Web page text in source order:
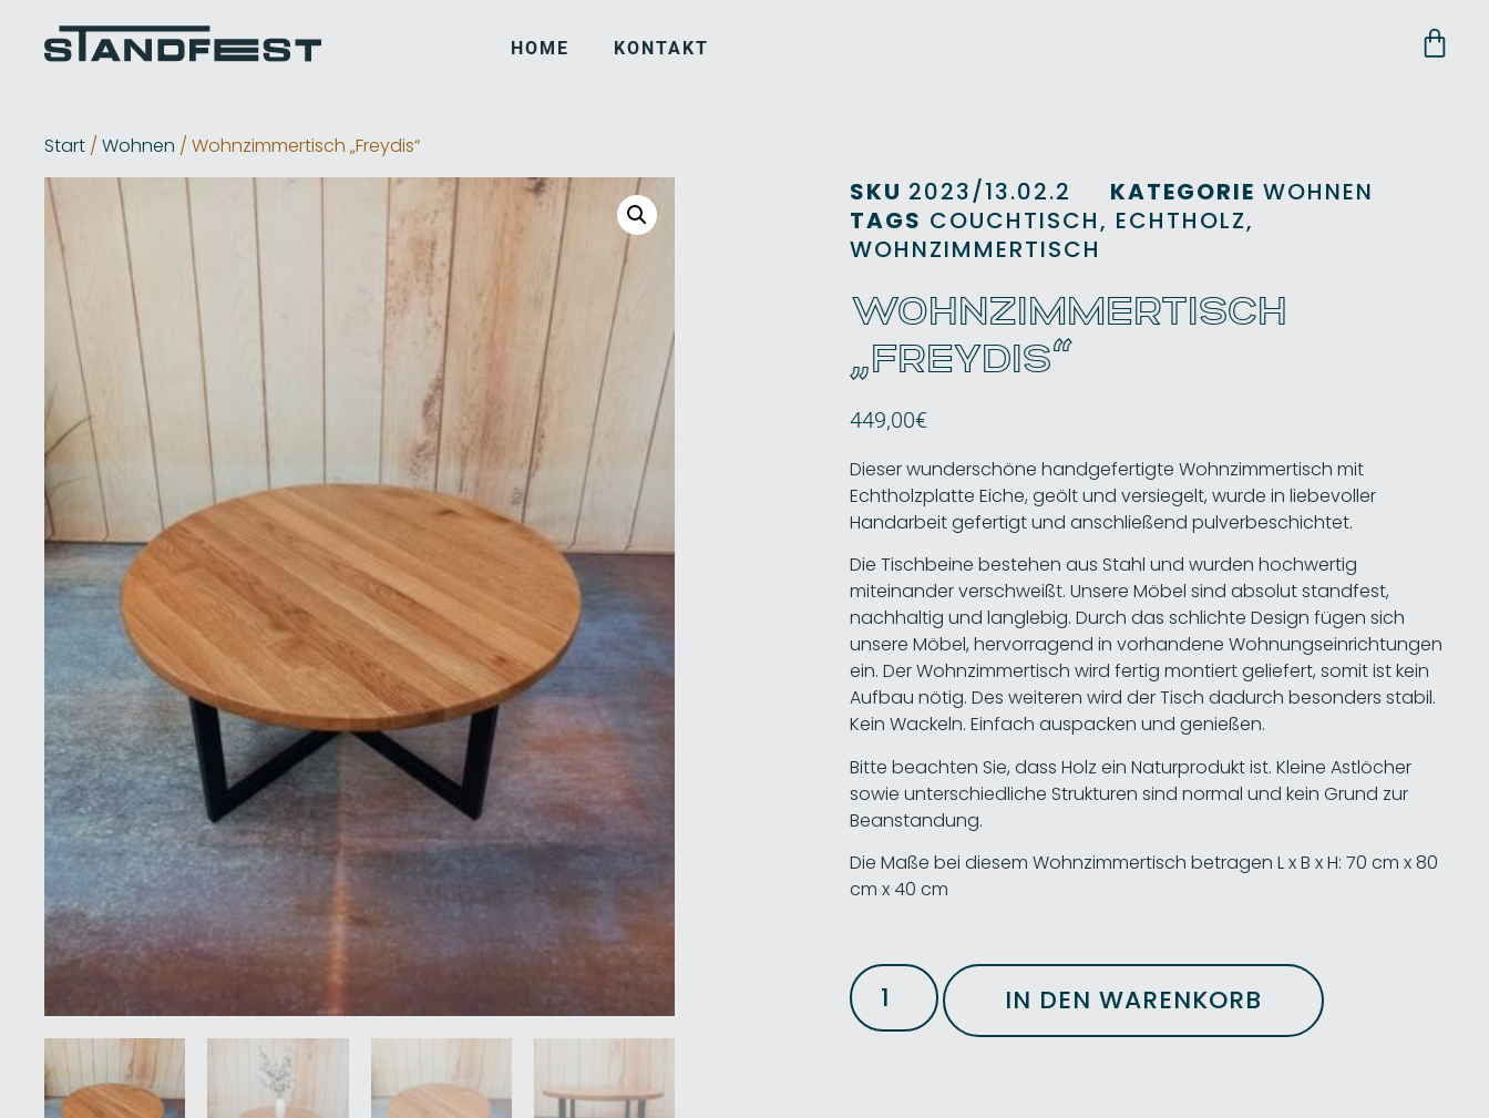
HOME KONTAKT
Start /Wohnen / Wohnzimmertisch „Freydis“
SKU 2023/13.02.2 KATEGORIE WOHNEN
TAGS COUCHTISCH, ECHTHOLZ,
WOHNZIMMERTISCH
WOHNZIMMERTISCH
„FREYDIS“
449,00€
Dieser wunderschöne handgefertigte Wohnzimmertisch mit
Echtholzplatte Eiche, geölt und versiegelt, wurde in liebevoller
Handarbeit gefertigt und anschließend pulverbeschichtet.
Die Tischbeine bestehen aus Stahl und wurden hochwertig
miteinander verschweißt. Unsere Möbel sind absolut standfest,
nachhaltig und langlebig. Durch das schlichte Design fügen sich
unsere Möbel, hervorragend in vorhandene Wohnungseinrichtungen
ein. Der Wohnzimmertisch wird fertig montiert geliefert, somit ist kein
Aufbau nötig. Des weiteren wird der Tisch dadurch besonders stabil.
Kein Wackeln. Einfach auspacken und genießen.
Bitte beachten Sie, dass Holz ein Naturprodukt ist. Kleine Astlöcher
sowie unterschiedliche Strukturen sind normal und kein Grund zur
Beanstandung.
Die Maße bei diesem Wohnzimmertisch betragen L x B x H: 70 cm x 80
cm x 40 cm
IN DEN WARENKORB